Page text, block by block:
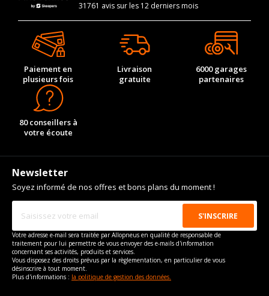
31761 avis sur les 12 derniers mois
Paiement en
plusieurs fois
Livraison
gratuite
6000 garages
partenaires
80 conseillers à
votre écoute
Newsletter
Soyez informé de nos offres et bons plans du moment !
Votre adresse e-mail sera traitée par Allopneus en qualité de responsable de
traitement pour lui permettre de vous envoyer des e-mails d'information
concernant ses activités, produits et services.
Vous disposez des droits prévus par la règlementation, en particulier de vous
désinscrire à tout moment.
Plus d'informations : la politique de gestion des données.